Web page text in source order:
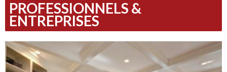
PROFESSIONNELS &
ENTREPRISES